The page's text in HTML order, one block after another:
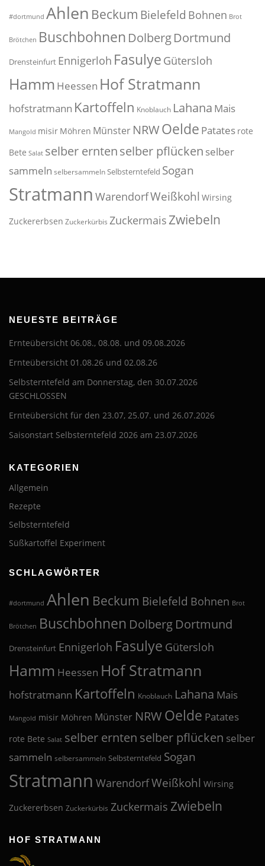
#dortmund Ahlen Beckum Bielefeld Bohnen Brot
Brötchen Buschbohnen DolbergDortmund
Drensteinfurt Ennigerloh Fasulye Gütersloh
Hamm Heessen Hof Stratmann
hofstratmann Kartoffeln Knoblauch Lahana Mais
Mangold misir Möhren Münster NRWOelde Patates rote
Bete Salat selber erntenselber pflücken selber
sammeln selbersammelnSelbsterntefeld Sogan
Stratmann WarendorfWeißkohl Wirsing
Zuckererbsen Zuckerkürbis Zuckermais Zwiebeln
NEUESTE BEITRÄGE
Ernteübersicht 06.08., 08.08. und 09.08.2026
Ernteübersicht 01.08.26 und 02.08.26
Selbsterntefeld am Donnerstag, den 30.07.2026
GESCHLOSSEN
Ernteübersicht für den 23.07, 25.07. und 26.07.2026
Saisonstart Selbsterntefeld 2026 am 23.07.2026
KATEGORIEN
Allgemein
Rezepte
Selbsterntefeld
Süßkartoffel Experiment
SCHLAGWÖRTER
#dortmund Ahlen Beckum Bielefeld Bohnen Brot
Brötchen Buschbohnen Dolberg Dortmund
Drensteinfurt Ennigerloh Fasulye Gütersloh
Hamm Heessen Hof Stratmann
hofstratmann Kartoffeln Knoblauch Lahana Mais
Mangold misir Möhren Münster NRW Oelde Patates
rote Bete Salat selber ernten selber pflücken selber
sammeln selbersammeln Selbsterntefeld Sogan
Stratmann WarendorfWeißkohl Wirsing
Zuckererbsen Zuckerkürbis Zuckermais Zwiebeln
HOF STRATMANN